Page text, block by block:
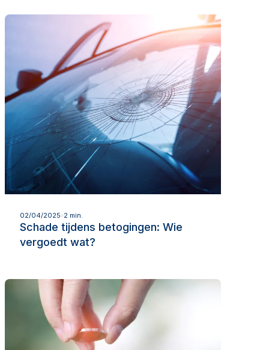
02/04/2025 2 min.
Schade tijdens betogingen: Wie
vergoedt wat?
Lees meer